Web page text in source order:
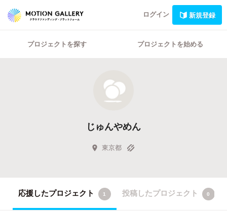
ログイン 新規登録
プロジェクトを探す プロジェクトを始める
じゅんやめん
東京都
応援したプロジェクト 1 投稿したプロジェクト 0